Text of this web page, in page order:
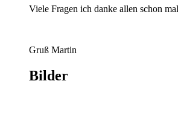
Viele Fragen ich danke allen schon
Gruß Martin
Bilder